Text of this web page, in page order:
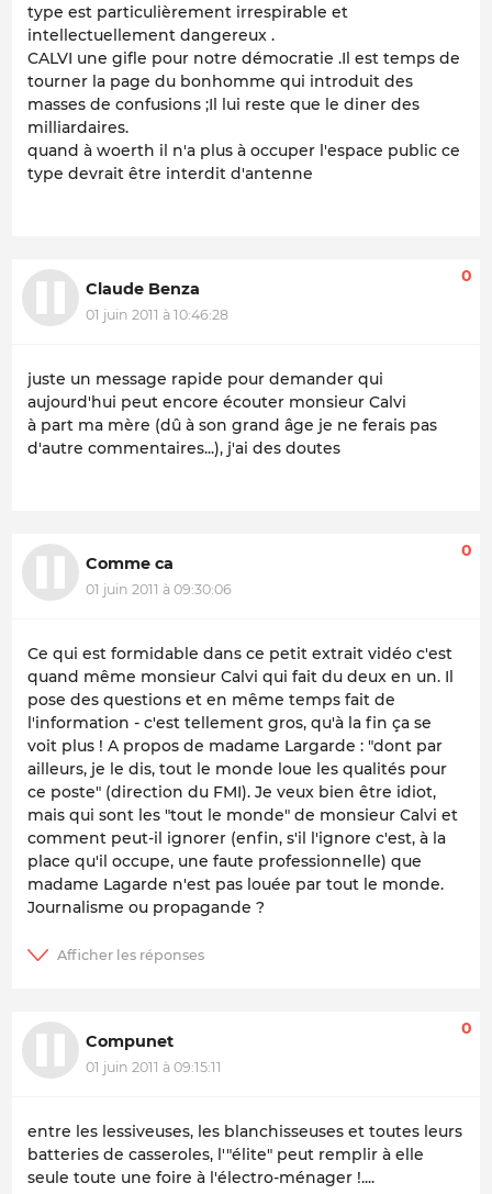
type est particulièrement irrespirable et
intellectuellement dangereux .
CALVI une gifle pour notre démocratie .Il est temps de
tourner la page du bonhomme qui introduit des
masses de confusions ;Il lui reste que le diner des
milliardaires.
quand à woerth il n'a plus à occuper l'espace public ce
type devrait être interdit d'antenne
Claude Benza
01 juin 2011 à 10:46:28
0
juste un message rapide pour demander qui
aujourd'hui peut encore écouter monsieur Calvi
à part ma mère (dû à son grand âge je ne ferais pas
d'autre commentaires...), j'ai des doutes
Comme ca
01 juin 2011 à 09:30:06
0
Ce qui est formidable dans ce petit extrait vidéo c'est
quand même monsieur Calvi qui fait du deux en un. Il
pose des questions et en même temps fait de
l'information - c'est tellement gros, qu'à la fin ça se
voit plus ! A propos de madame Largarde : "dont par
ailleurs, je le dis, tout le monde loue les qualités pour
ce poste" (direction du FMI). Je veux bien être idiot,
mais qui sont les "tout le monde" de monsieur Calvi et
comment peut-il ignorer (enfin, s'il l'ignore c'est, à la
place qu'il occupe, une faute professionnelle) que
madame Lagarde n'est pas louée par tout le monde.
Journalisme ou propagande ?
Compunet
01 juin 2011 à 09:15:11
0
entre les lessiveuses, les blanchisseuses et toutes leurs
batteries de casseroles, l'"élite" peut remplir à elle
seule toute une foire à l'électro-ménager !....